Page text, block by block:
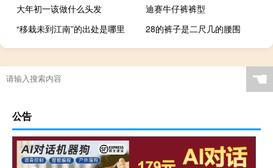
大年初一该做什么头发
迪赛牛仔裤裤型
“移栽未到江南”的出处是哪里
28的裤子是二尺几的腰围
☚
公告